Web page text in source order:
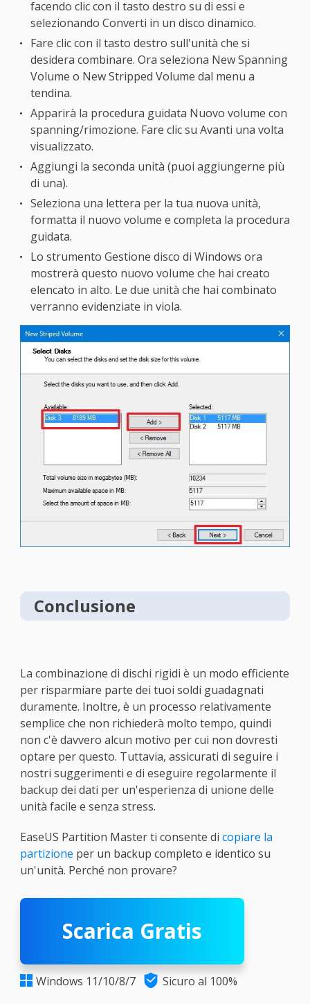
facendo clic con il tasto destro su di essi e
selezionando Converti in un disco dinamico.
Fare clic con il tasto destro sull'unità che si
desidera combinare. Ora seleziona New Spanning
Volume o New Stripped Volume dal menu a
tendina.
Apparirà la procedura guidata Nuovo volume con
spanning/rimozione. Fare clic su Avanti una volta
visualizzato.
Aggiungi la seconda unità (puoi aggiungerne più
di una).
Seleziona una lettera per la tua nuova unità,
formatta il nuovo volume e completa la procedura
guidata.
Lo strumento Gestione disco di Windows ora
mostrerà questo nuovo volume che hai creato
elencato in alto. Le due unità che hai combinato
verranno evidenziate in viola.
Conclusione
La combinazione di dischi rigidi è un modo efficiente
per risparmiare parte dei tuoi soldi guadagnati
duramente. Inoltre, è un processo relativamente
semplice che non richiederà molto tempo, quindi
non c'è davvero alcun motivo per cui non dovresti
optare per questo. Tuttavia, assicurati di seguire i
nostri suggerimenti e di eseguire regolarmente il
backup dei dati per un'esperienza di unione delle
unità facile e senza stress.
EaseUS Partition Master ti consente di copiare la
partizione per un backup completo e identico su
un'unità. Perché non provare?
Scarica Gratis
 Windows 11/10/8/7  Sicuro al 100%